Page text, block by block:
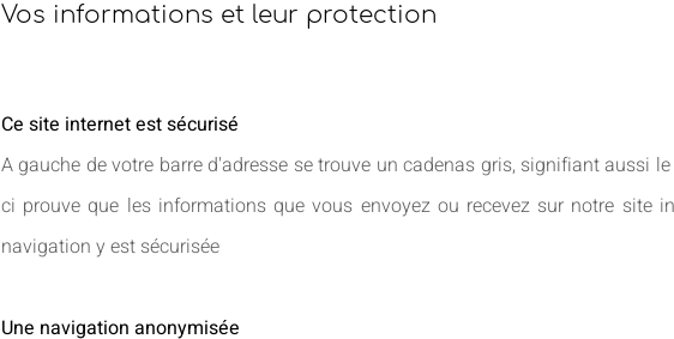
Vos informations et leur protection
Ce site internet est sécurisé
A gauche de votre barre d'adresse se trouve un cadenas gris, signifiant aussi
ci prouve que les informations que vous envoyez ou recevez sur notre site
navigation y est sécurisée
Une navigation anonymisée